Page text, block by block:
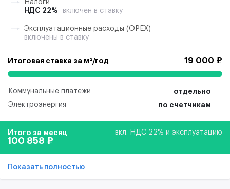
Налоги
НДС 22%
включен в ставку
Эксплуатационные расходы (ОРЕХ)
включены в ставку
Итоговая ставка за м²/год 19 000 ₽
Коммунальные платежи
отдельно
Электроэнергия
по счетчикам
Итого за месяц вкл. НДС 22% и эксплуатацию
100 858 ₽
Показать полностью